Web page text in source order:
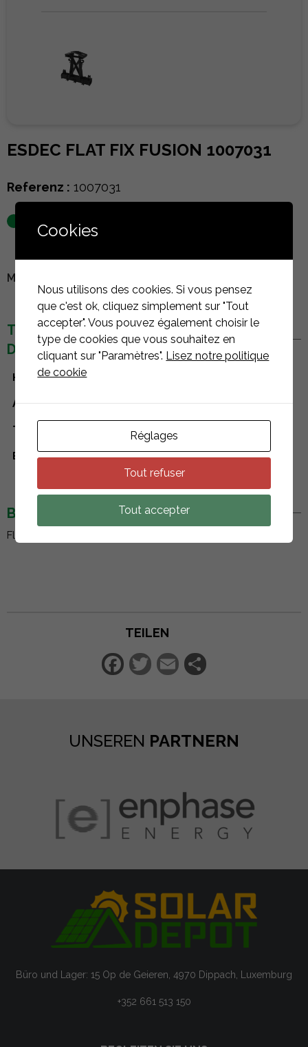
ESDEC FLAT FIX FUSION 1007031
Referenz : 1007031
auf Lager
MELDEN SIE SICH AN, UM DEN PREIS ZU SEHEN
TECHNISCHE
DETAILS
Hersteller
Art der Komponente Zubehör
Type de toiture Dachterrassen
Befestigungssysteme Flat Fix Fusion
BESCHREIBUNG
FlatFix Fusion - Oberes Basiselement - 1007031.
TEILEN
Facebook
Twitter
Email
UNSEREN PARTNERN
Büro und Lager: 15 Op de Geieren, 4970 Dippach, Luxemburg
+352 661 513 150
Cookies
Nous utilisons des cookies. Si vous pensez
que c'est ok, cliquez simplement sur "Tout
accepter". Vous pouvez également choisir le
type de cookies que vous souhaitez en
cliquant sur "Paramètres". Lisez notre politique
de cookie
Réglages
Tout refuser
Tout accepter